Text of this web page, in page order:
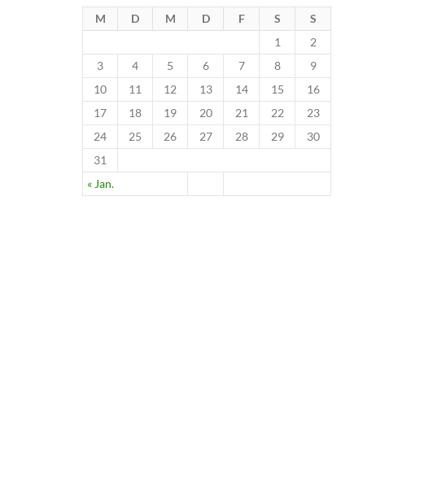
M D M D F S S
« Jan.
1
2
3
4 5 6 7 8
9
10
11 12 13 14 15
16
17
18 19 20 21 22
23
24
25 26 27 28 29
30
31